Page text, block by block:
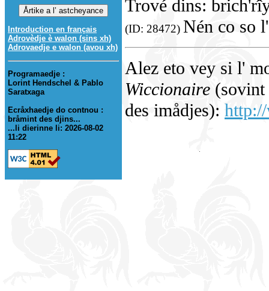
Introduction en français
Adrovèdje è walon (sins xh)
Adrovaedje e walon (avou xh)
Programaedje :
Lorint Hendschel & Pablo
Saratxaga
Ecråxhaedje do contnou :
bråmint des djins...
...li dierinne li: 2026-08-02
11:22
Trové dins:
(ID: 28472) Nén co so
Alez eto vey si l'
Wiccionaire (sovint
des imådjes):